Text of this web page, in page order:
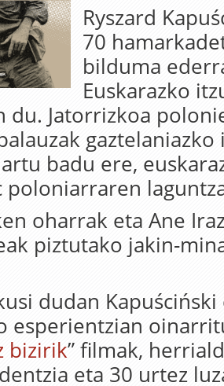
Ryszard
70
bilduma
Euskarazko
du. Jatorrizkoa
badu ere,
poloniarraren
oharrak eta Ane
piztutako jakin-
dudan
esperientzian
bizirik” filmak,
eta 30 urtez